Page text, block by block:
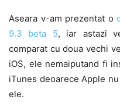
Aseara v-am prezentat o
9.3 beta 5, iar astazi
comparat cu doua vechi
iOS, ele nemaiputand fi
iTunes deoarece Apple
ele.